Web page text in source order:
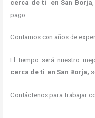
cerca de ti en San Borja
pago.
Contamos con años de
El tiempo será nuestro
cerca de ti en San Borja,
Contáctenos para trabajar